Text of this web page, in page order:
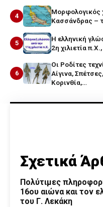
4
Μορφολογικός
Κασσάνδρας –
5
Η ελληνική
2η χιλιετία
6
Οι Ροδίτες
Αίγινα,
Κορινθία,…
Σχετικά
Πολύτιμες
16ου αιώνα και τον
του Γ. Λεκάκη